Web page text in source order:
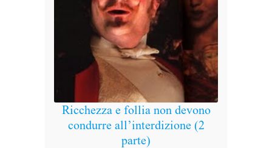
Ricchezza e follia non devono
condurre all’interdizione (2
parte)